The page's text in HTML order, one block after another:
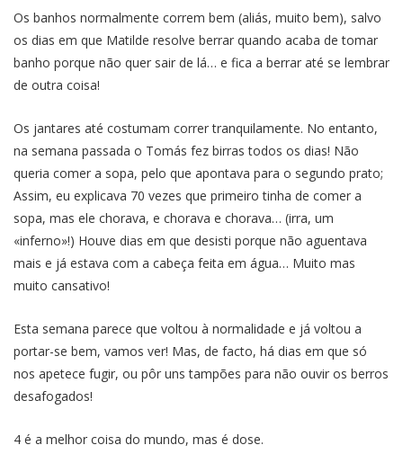
Os banhos normalmente correm bem (aliás, muito bem), salvo
os dias em que Matilde resolve berrar quando acaba de tomar
banho porque não quer sair de lá… e fica a berrar até se lembrar
de outra coisa!
Os jantares até costumam correr tranquilamente. No entanto,
na semana passada o Tomás fez birras todos os dias! Não
queria comer a sopa, pelo que apontava para o segundo prato;
Assim, eu explicava 70 vezes que primeiro tinha de comer a
sopa, mas ele chorava, e chorava e chorava… (irra, um
«inferno»!) Houve dias em que desisti porque não aguentava
mais e já estava com a cabeça feita em água… Muito mas
muito cansativo!
Esta semana parece que voltou à normalidade e já voltou a
portar-se bem, vamos ver! Mas, de facto, há dias em que só
nos apetece fugir, ou pôr uns tampões para não ouvir os berros
desafogados!
4 é a melhor coisa do mundo, mas é dose.